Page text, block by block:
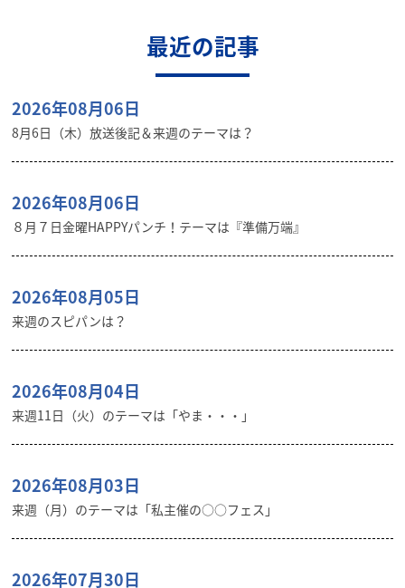
最近の記事
2026年08月06日
8月6日（木）放送後記＆来週のテーマは？
2026年08月06日
８月７日金曜HAPPYパンチ！テーマは『準備万端』
2026年08月05日
来週のスピパンは？
2026年08月04日
来週11日（火）のテーマは「やま・・・」
2026年08月03日
来週（月）のテーマは「私主催の○○フェス」
2026年07月30日